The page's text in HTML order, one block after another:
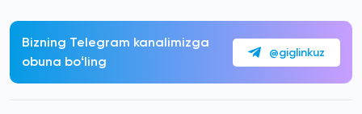
Bizning Telegram kanalimizga
obuna boʻling
@giglinkuz